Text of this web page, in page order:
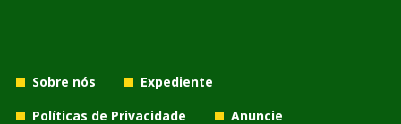
Sobre nós
Expediente
Políticas de Privacidade
Anuncie